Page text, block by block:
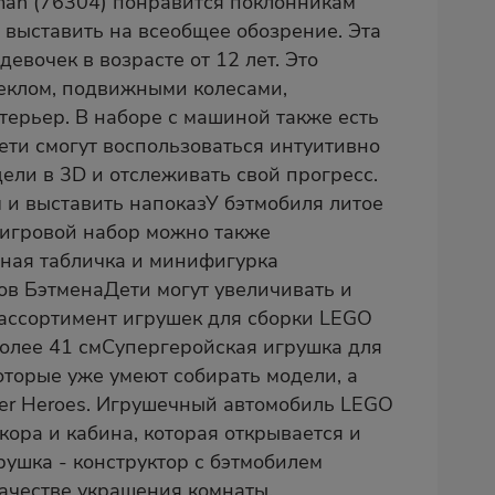
на всеобщее обозрение. Эта
в возрасте от 12 лет. Это
подвижными колесами,
В наборе с машиной также есть
смогут воспользоваться интуитивно
в 3D и отслеживать свой прогресс.
выставить напоказУ бэтмобиля литое
набор можно также
табличка и минифигурка
БэтменаДети могут увеличивать и
игрушек для сборки LEGO
41 смСупергеройская игрушка для
уже умеют собирать модели, а
Heroes. Игрушечный автомобиль LEGO
и кабина, которая открывается и
- конструктор с бэтмобилем